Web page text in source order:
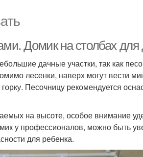
Домик на столбах для
дачные участки, так как
лесенки, наверх могут вести
Песочницу рекомендуется
на высоте, особое внимание
у профессионалов, можно быть
для ребенка.